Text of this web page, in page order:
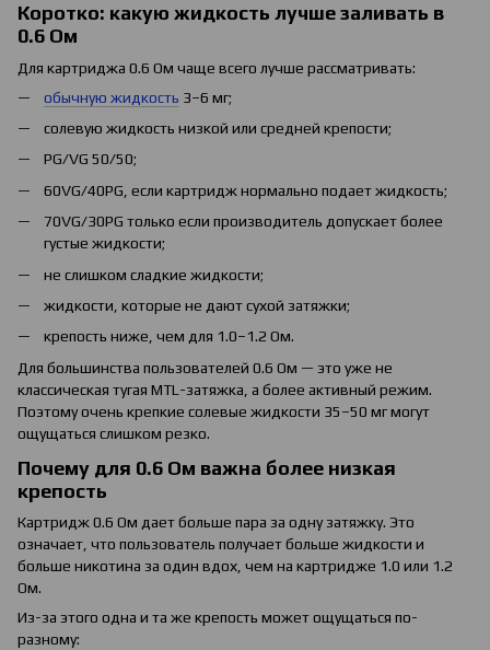
Коротко: какую жидкость лучше заливать в
0.6 Ом
Для картриджа 0.6 Ом чаще всего лучше рассматривать:
обычную жидкость 3–6 мг;
солевую жидкость низкой или средней крепости;
PG/VG 50/50;
60VG/40PG, если картридж нормально подает жидкость;
70VG/30PG только если производитель допускает более
густые жидкости;
не слишком сладкие жидкости;
жидкости, которые не дают сухой затяжки;
крепость ниже, чем для 1.0–1.2 Ом.
Для большинства пользователей 0.6 Ом — это уже не
классическая тугая MTL-затяжка, а более активный режим.
Поэтому очень крепкие солевые жидкости 35–50 мг могут
ощущаться слишком резко.
Почему для 0.6 Ом важна более низкая
крепость
Картридж 0.6 Ом дает больше пара за одну затяжку. Это
означает, что пользователь получает больше жидкости и
больше никотина за один вдох, чем на картридже 1.0 или 1.2
Ом.
Из-за этого одна и та же крепость может ощущаться по-
разному: